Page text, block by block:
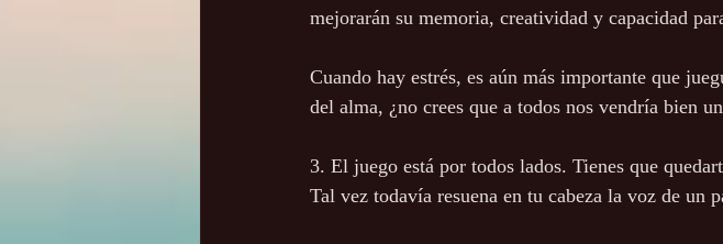
mejorarán su memoria, creatividad y capacidad
Cuando hay estrés, es aún más importante que
del alma, ¿no crees que a todos nos vendría bien
3. El juego está por todos lados. Tienes que
Tal vez todavía resuena en tu cabeza la voz de un